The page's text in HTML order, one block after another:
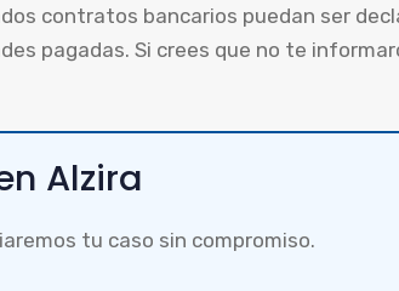
contratos bancarios puedan ser
pagadas. Si crees que no te
Alzira
tu caso sin compromiso.